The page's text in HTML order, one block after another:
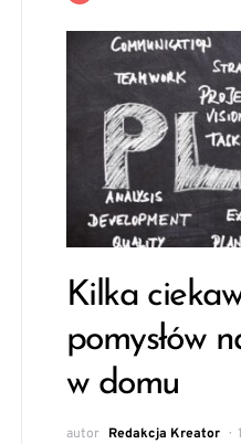
Kilka
pomysłów
w domu
autor Redakcja Kreator